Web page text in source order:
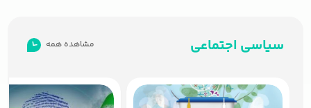
16:39
سیاسی اجتماعی مشاهده همه